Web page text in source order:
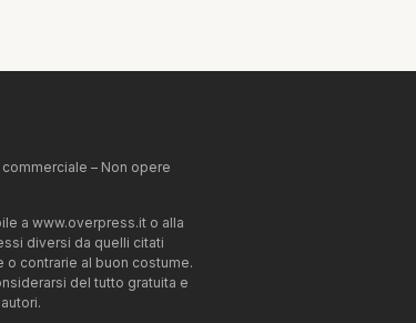
– Non opere
a www.overpress.it o alla
diversi da quelli citati
contrarie al buon costume.
del tutto gratuita e